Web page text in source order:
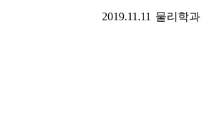
2019.11.11 물리학과